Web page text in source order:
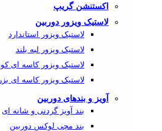
اکستنشن گریپ
لاستیک ویزور دوربین
لاستیک ویزور استاندارد
لاستیک ویزور لبه بلند
لاستیک ویزور کاسه‌ ای
لاستیک ویزور کاسه‌ ای
آویز و بندهای دوربین
بند آویز گردنی و شانه ای
بند مچی لوکس دوربین